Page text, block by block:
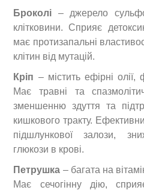
Броколі – джерело
клітковини. Сприяє
має протизапальні
клітин від мутацій.
Кріп – містить ефірні
Має травні та
зменшенню здуття та
кишкового тракту.
підшлункової залози,
глюкози в крові.
Петрушка – багата на
Має сечогінну дію,